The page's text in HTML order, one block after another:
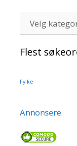
bloggen
Flest
Fylke
Annonsere